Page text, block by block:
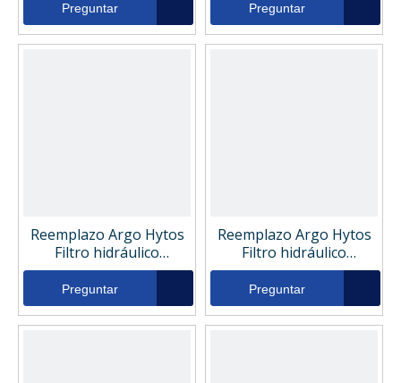
Preguntar Preguntar
Reemplazo Argo Hytos
Filtro hidráulico
V2121736
Preguntar
Reemplazo Argo Hytos
Filtro hidráulico
V2121706
Preguntar